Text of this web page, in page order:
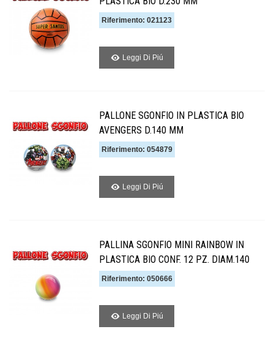
Riferimento: 021123
Leggi Di Piú
PALLONE SGONFIO IN PLASTICA BIO
AVENGERS D.140 MM
Riferimento: 054879
Leggi Di Piú
PALLINA SGONFIO MINI RAINBOW IN
PLASTICA BIO CONF. 12 PZ. DIAM.140
Riferimento: 050666
Leggi Di Piú